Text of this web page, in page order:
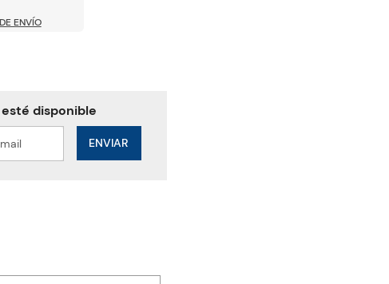
ENVÍO
ENVIAR